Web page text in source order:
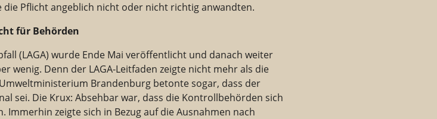
Pflicht angeblich nicht oder nicht richtig anwandten.
für Behörden
(LAGA) wurde Ende Mai veröffentlicht und danach weiter
wenig. Denn der LAGA-Leitfaden zeigte nicht mehr als die
Brandenburg betonte sogar, dass der
sei. Die Krux: Absehbar war, dass die Kontrollbehörden sich
zeigte sich in Bezug auf die Ausnahmen nach